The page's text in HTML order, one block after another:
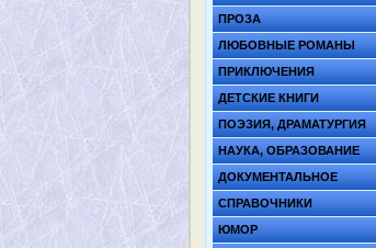
ПРОЗА
ЛЮБОВНЫЕ РОМАНЫ
ПРИКЛЮЧЕНИЯ
ДЕТСКИЕ КНИГИ
ПОЭЗИЯ, ДРАМАТУРГИЯ
НАУКА, ОБРАЗОВАНИЕ
ДОКУМЕНТАЛЬНОЕ
СПРАВОЧНИКИ
ЮМОР